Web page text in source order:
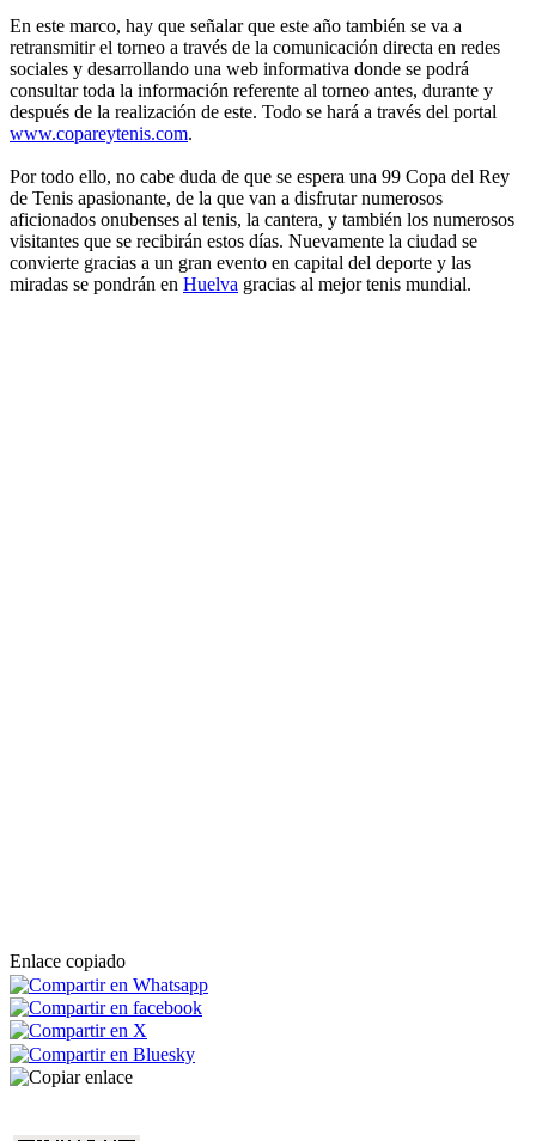
En este marco, hay que señalar que este año también se va a
retransmitir el torneo a través de la comunicación directa en redes
sociales y desarrollando una web informativa donde se podrá
consultar toda la información referente al torneo antes, durante y
después de la realización de este. Todo se hará a través del portal
www.copareytenis.com.
Por todo ello, no cabe duda de que se espera una 99 Copa del Rey
de Tenis apasionante, de la que van a disfrutar numerosos
aficionados onubenses al tenis, la cantera, y también los numerosos
visitantes que se recibirán estos días. Nuevamente la ciudad se
convierte gracias a un gran evento en capital del deporte y las
miradas se pondrán en Huelva gracias al mejor tenis mundial.
Enlace copiado